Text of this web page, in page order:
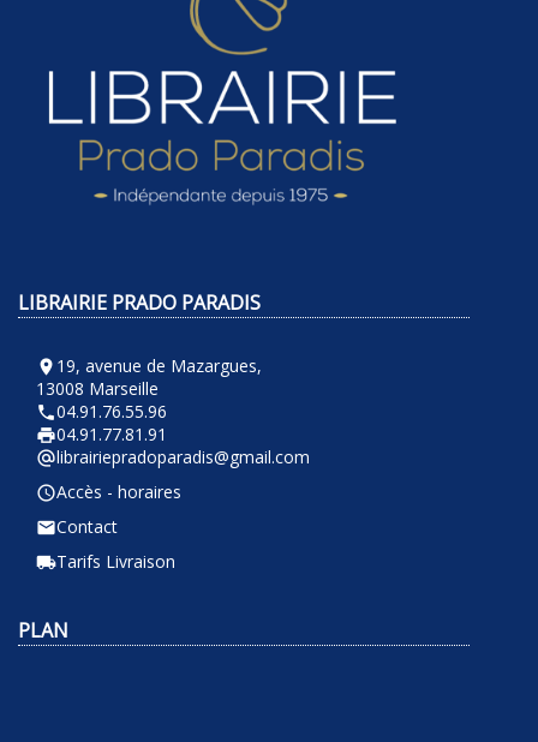
LIBRAIRIE PRADO PARADIS
room 19, avenue de Mazargues,
13008 Marseille
phone04.91.76.55.96
local_printshop04.91.77.81.91
alternate_emaillibrairiepradoparadis@gmail.com
query_builderAccès - horaires
emailContact
local_shippingTarifs Livraison
PLAN